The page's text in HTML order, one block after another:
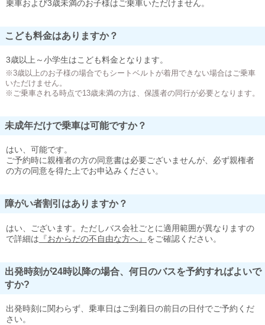
乗車および3歳未満のお子様はご乗車いただけません。
こども料金はありますか？
3歳以上～小学生はこども料金となります。
※3歳以上のお子様の場合でもシートベルトが着用できない場合はご乗車
いただけません。
※ご乗車される時点で13歳未満の方は、保護者の同行が必要となります。
未成年だけで乗車は可能ですか？
はい、可能です。
ご予約時に親権者の方の同意書は必要ございませんが、必ず親権者
の方の同意を得た上でお申込みください。
障がい者割引はありますか？
はい、ございます。ただしバス会社ごとに適用範囲が異なりますの
で詳細は 『おからだの不自由な方へ』 をご確認ください。
出発時刻が24時以降の場合、何日のバスを予約すればよいで
すか?
出発時刻に関わらず、乗車日はご到着日の前日の日付でご予約くだ
さい。